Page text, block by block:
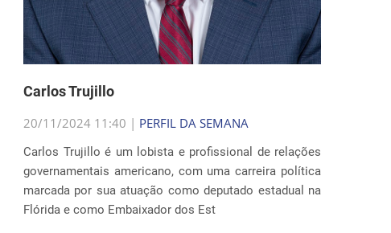
Carlos Trujillo
20/11/2024 11:40 | PERFIL DA SEMANA
Carlos Trujillo é um lobista e profissional de relações
governamentais americano, com uma carreira política
marcada por sua atuação como deputado estadual na
Flórida e como Embaixador dos Est